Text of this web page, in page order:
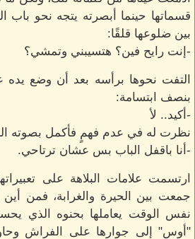
قسماتها حينما أبصرته يتجه نحو باب
بين ضلوعها قلقًا:
-إنت رايح فين؟ هتسيبني وتمشي؟
التفت نحوها برأسه بعد أن وضع يده
بنصف ابتسامة:
-أكيد.. لأ
نظرت له في عدم فهمٍ فأكمل بصوته
-أنا باقفل الباب بس عشان ترتاحي.
ارتسمت علامات البلاهة على
جمعت بين الحيرة والغرابة، فمن
نفس الوقت يعاملها بحنوه الذي
"أوس" إلى جوارها على الفراش